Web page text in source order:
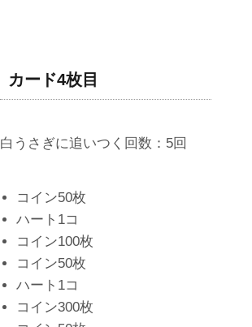
カード4枚目
白うさぎに追いつく回数：5回
コイン50枚
ハート1コ
コイン100枚
コイン50枚
ハート1コ
コイン300枚